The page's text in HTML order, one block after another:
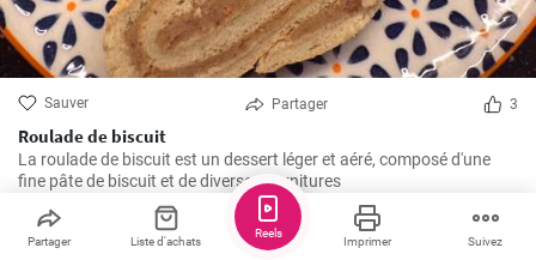
Sauver Partager 3
Roulade de biscuit
La roulade de biscuit est un dessert léger et aéré, composé d'une
fine pâte de biscuit et de diverses garnitures
skatulkavkuchyni
Partager Liste d'achats Imprimer Suivez
Reels